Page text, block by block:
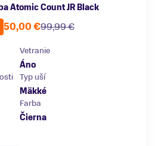
Atomic Count JR Black
99,99 €
50,00 €
Vetranie
Áno
Typ uší
Mäkké
Farba
Čierna